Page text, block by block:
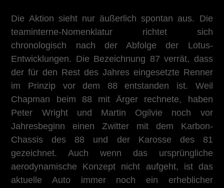
Die Aktion sieht nur äußerlich spontan aus. Die
teaminterne-Nomenklatur richtet sich
chronologisch nach der Abfolge der Lotus-
Entwicklungen. Die Bezeichnung 87 verrät, dass
der für den Rest des Jahres eingesetzte Renner
im Prinzip vor dem 88 entstanden ist. Weil
Chapman beim 88 mit Ärger rechnete, haben
Peter Wright und Martin Ogilvie noch vor
Jahresbeginn einen Zwitter mit dem Karbon-
Chassis des 88 und der Karosse des 81
gezeichnet. Auch wenn das ursprüngliche
aerodynamische Konzept nicht aufgeht, ist das
aktuelle Auto immer noch ein erheblicher